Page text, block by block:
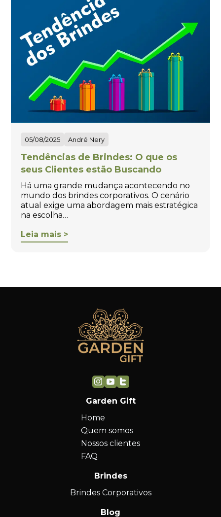
05/08/2025 André Nery
Tendências de Brindes: O que os
seus Clientes estão Buscando
Há uma grande mudança acontecendo no
mundo dos brindes corporativos. O cenário
atual exige uma abordagem mais estratégica
na escolha…
Leia mais >
Garden Gift
Home
Quem somos
Nossos clientes
FAQ
Brindes
Brindes Corporativos
Blog